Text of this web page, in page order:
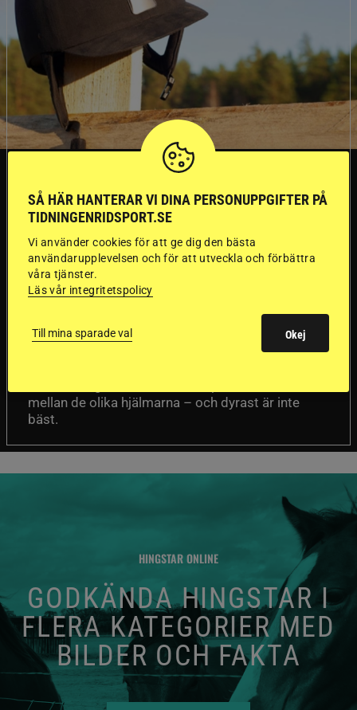
Dyraste
ridhjälmarna blev
sämst i test
Stort test av ridhjälmar
Folksam har testat 15 ridhjälmar i olika
mellan de olika hjälmarna – och dyrast är inte
bäst.
HINGSTAR ONLINE
GODKÄNDA HINGSTAR I
FLERA KATEGORIER MED
BILDER OCH FAKTA
SÅ HÄR HANTERAR VI DINA PERSONUPPGIFTER PÅ
TIDNINGENRIDSPORT.SE
Vi använder cookies för att ge dig den bästa
användarupplevelsen och för att utveckla och förbättra
våra tjänster.
Läs vår integritetspolicy
Till mina sparade val Okej